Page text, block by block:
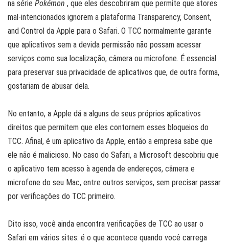
na série Pokémon , que eles descobriram que permite que atores
mal-intencionados ignorem a plataforma Transparency, Consent,
and Control da Apple para o Safari. O TCC normalmente garante
que aplicativos sem a devida permissão não possam acessar
serviços como sua localização, câmera ou microfone. É essencial
para preservar sua privacidade de aplicativos que, de outra forma,
gostariam de abusar dela.
No entanto, a Apple dá a alguns de seus próprios aplicativos
direitos que permitem que eles contornem esses bloqueios do
TCC. Afinal, é um aplicativo da Apple, então a empresa sabe que
ele não é malicioso. No caso do Safari, a Microsoft descobriu que
o aplicativo tem acesso à agenda de endereços, câmera e
microfone do seu Mac, entre outros serviços, sem precisar passar
por verificações do TCC primeiro.
Dito isso, você ainda encontra verificações de TCC ao usar o
Safari em vários sites: é o que acontece quando você carrega